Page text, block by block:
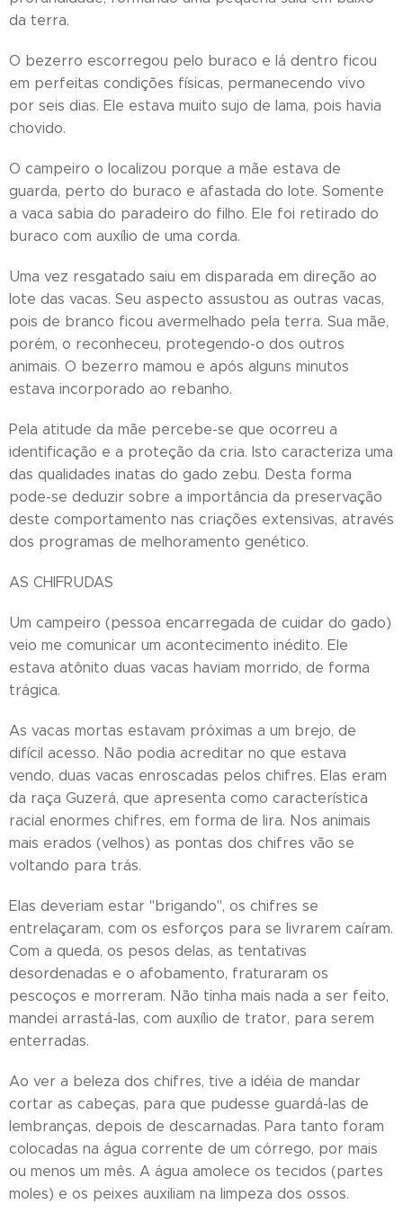
da terra.
O bezerro escorregou pelo buraco e lá dentro ficou
em perfeitas condições físicas, permanecendo vivo
por seis dias. Ele estava muito sujo de lama, pois havia
chovido.
O campeiro o localizou porque a mãe estava de
guarda, perto do buraco e afastada do lote. Somente
a vaca sabia do paradeiro do filho. Ele foi retirado do
buraco com auxílio de uma corda.
Uma vez resgatado saiu em disparada em direção ao
lote das vacas. Seu aspecto assustou as outras vacas,
pois de branco ficou avermelhado pela terra. Sua mãe,
porém, o reconheceu, protegendo-o dos outros
animais. O bezerro mamou e após alguns minutos
estava incorporado ao rebanho.
Pela atitude da mãe percebe-se que ocorreu a
identificação e a proteção da cria. Isto caracteriza uma
das qualidades inatas do gado zebu. Desta forma
pode-se deduzir sobre a importância da preservação
deste comportamento nas criações extensivas, através
dos programas de melhoramento genético.
AS CHIFRUDAS
Um campeiro (pessoa encarregada de cuidar do gado)
veio me comunicar um acontecimento inédito. Ele
estava atônito duas vacas haviam morrido, de forma
trágica.
As vacas mortas estavam próximas a um brejo, de
difícil acesso. Não podia acreditar no que estava
vendo, duas vacas enroscadas pelos chifres. Elas eram
da raça Guzerá, que apresenta como característica
racial enormes chifres, em forma de lira. Nos animais
mais erados (velhos) as pontas dos chifres vão se
voltando para trás.
Elas deveriam estar "brigando", os chifres se
entrelaçaram, com os esforços para se livrarem caíram.
Com a queda, os pesos delas, as tentativas
desordenadas e o afobamento, fraturaram os
pescoços e morreram. Não tinha mais nada a ser feito,
mandei arrastá-las, com auxílio de trator, para serem
enterradas.
Ao ver a beleza dos chifres, tive a idéia de mandar
cortar as cabeças, para que pudesse guardá-las de
lembranças, depois de descarnadas. Para tanto foram
colocadas na água corrente de um córrego, por mais
ou menos um mês. A água amolece os tecidos (partes
moles) e os peixes auxiliam na limpeza dos ossos.